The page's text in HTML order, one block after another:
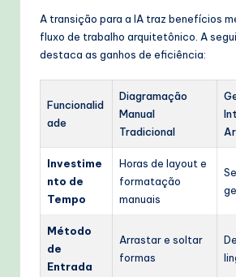
A transição para a IA traz benefícios
fluxo de trabalho arquitetônico. A
destaca as ganhos de eficiência:
Funcionalid
ade
Diagramação
Manual
Tradicional
Investime
nto de
Tempo
Horas de layout e
formatação
manuais
Método
de
Entrada
Arrastar e soltar
formas